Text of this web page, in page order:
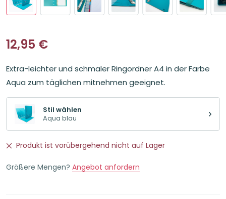
12,95 €
Extra-leichter und schmaler Ringordner A4 in der Farbe
Aqua zum täglichen mitnehmen geeignet.
Stil wählen
Aqua blau
Produkt ist vorübergehend nicht auf Lager
Größere Mengen? Angebot anfordern